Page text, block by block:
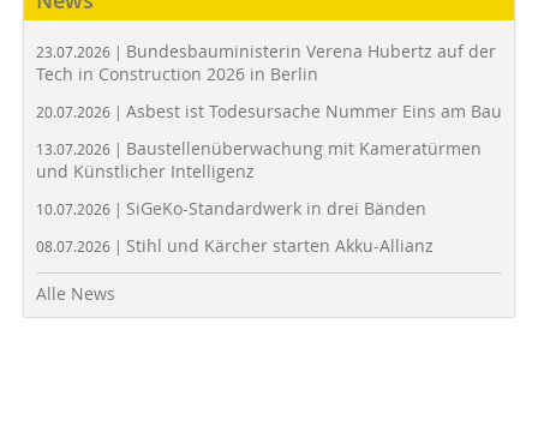
23.07.2026 | Bundesbauministerin Verena Hubertz auf der
Tech in Construction 2026 in Berlin
20.07.2026 | Asbest ist Todesursache Nummer Eins am Bau
13.07.2026 | Baustellenüberwachung mit Kameratürmen
und Künstlicher Intelligenz
10.07.2026 | SiGeKo-Standardwerk in drei Bänden
08.07.2026 | Stihl und Kärcher starten Akku-Allianz
Alle News